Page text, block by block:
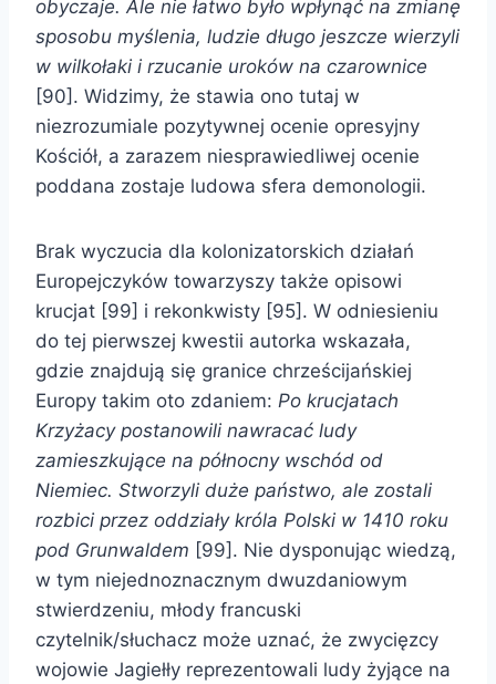
obyczaje. Ale nie łatwo było wpłynąć na zmianę
sposobu myślenia, ludzie długo jeszcze wierzyli
w wilkołaki i rzucanie uroków na czarownice
[90]. Widzimy, że stawia ono tutaj w
niezrozumiale pozytywnej ocenie opresyjny
Kościół, a zarazem niesprawiedliwej ocenie
poddana zostaje ludowa sfera demonologii.
Brak wyczucia dla kolonizatorskich działań
Europejczyków towarzyszy także opisowi
krucjat [99] i rekonkwisty [95]. W odniesieniu
do tej pierwszej kwestii autorka wskazała,
gdzie znajdują się granice chrześcijańskiej
Europy takim oto zdaniem: Po krucjatach
Krzyżacy postanowili nawracać ludy
zamieszkujące na północny wschód od
Niemiec. Stworzyli duże państwo, ale zostali
rozbici przez oddziały króla Polski w 1410 roku
pod Grunwaldem [99]. Nie dysponując wiedzą,
w tym niejednoznacznym dwuzdaniowym
stwierdzeniu, młody francuski
czytelnik/słuchacz może uznać, że zwycięzcy
wojowie Jagiełły reprezentowali ludy żyjące na